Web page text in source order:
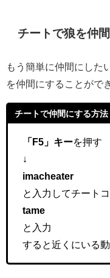
チートで狼を仲
もう簡単に仲間にした
を仲間にすることがで
チートで仲間にする方
「F5」キーを押す
↓
imacheater
と入力してチート
tame
と入力
すると近くにいる